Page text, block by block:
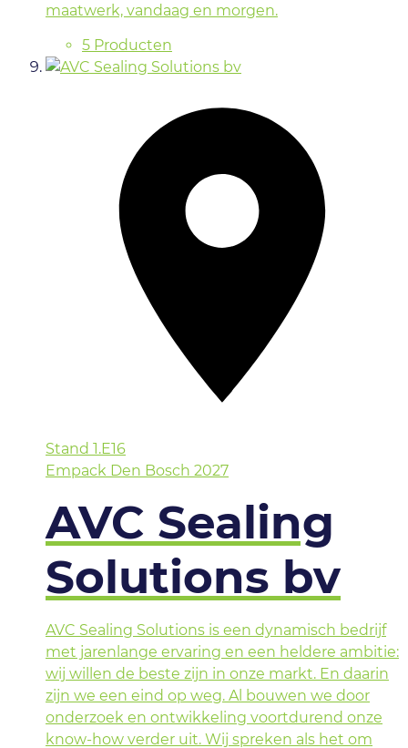
maatwerk, vandaag en morgen.
5 Producten
Stand 1.E16
Empack Den Bosch 2027
AVC Sealing
Solutions bv
AVC Sealing Solutions is een dynamisch bedrijf
met jarenlange ervaring en een heldere ambitie:
wij willen de beste zijn in onze markt. En daarin
zijn we een eind op weg. Al bouwen we door
onderzoek en ontwikkeling voortdurend onze
know-how verder uit. Wij spreken als het om